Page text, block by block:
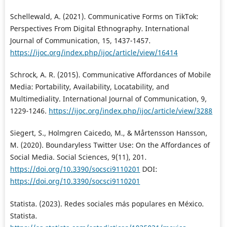
Schellewald, A. (2021). Communicative Forms on TikTok:
Perspectives From Digital Ethnography. International
Journal of Communication, 15, 1437-1457.
https://ijoc.org/index.php/ijoc/article/view/16414
Schrock, A. R. (2015). Communicative Affordances of Mobile
Media: Portability, Availability, Locatability, and
Multimediality. International Journal of Communication, 9,
1229-1246. https://ijoc.org/index.php/ijoc/article/view/3288
Siegert, S., Holmgren Caicedo, M., & Mårtensson Hansson,
M. (2020). Boundaryless Twitter Use: On the Affordances of
Social Media. Social Sciences, 9(11), 201.
https://doi.org/10.3390/socsci9110201 DOI:
https://doi.org/10.3390/socsci9110201
Statista. (2023). Redes sociales más populares en México.
Statista.